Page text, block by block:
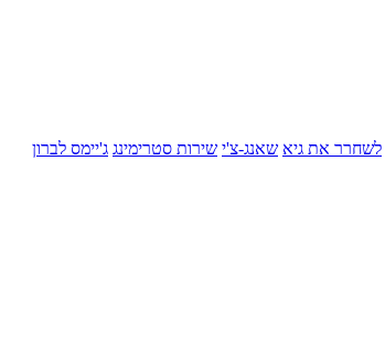
לשחרר את גיא שאנג-צ'י שירות סטרימינג ג'יימס לברון